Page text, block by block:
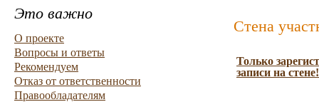
Это важно
О проекте
Вопросы и ответы
Рекомендуем
Отказ от ответственности
Правообладателям
Стена
Только
записи на стене!